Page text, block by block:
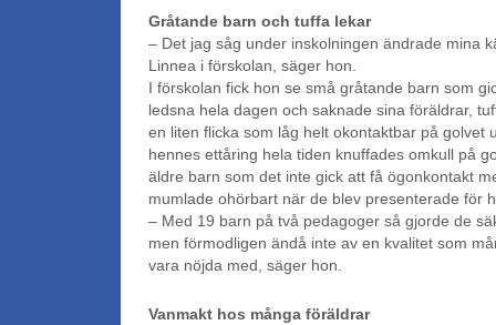
Gråtande barn och tuffa lekar
– Det jag såg under inskolningen ändrade mina
Linnea i förskolan, säger hon.
I förskolan fick hon se små gråtande barn som
ledsna hela dagen och saknade sina föräldrar,
en liten flicka som låg helt okontaktbar på golvet
hennes ettåring hela tiden knuffades omkull på
äldre barn som det inte gick att få ögonkontakt
mumlade ohörbart när de blev presenterade för
– Med 19 barn på två pedagoger så gjorde de
men förmodligen ändå inte av en kvalitet som
vara nöjda med, säger hon.
Vanmakt hos många föräldrar